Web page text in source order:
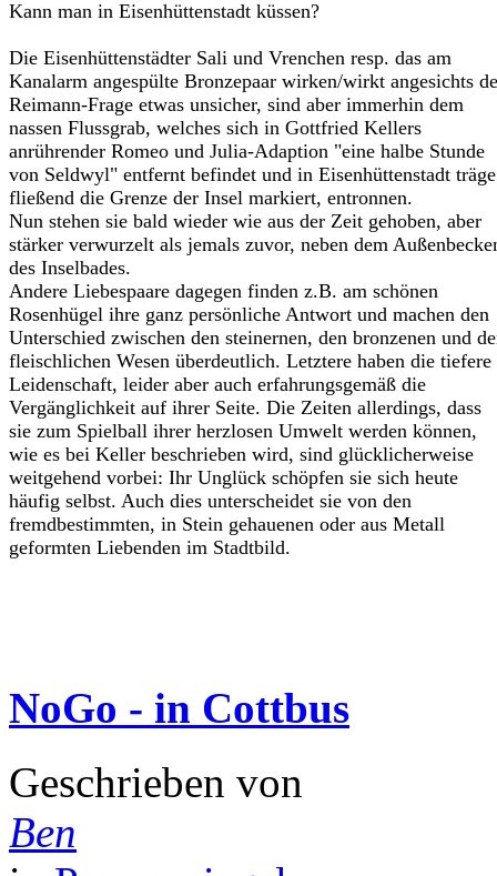
Kann man in Eisenhüttenstadt küssen?
Die Eisenhüttenstädter Sali und Vrenchen resp. das am
Kanalarm angespülte Bronzepaar wirken/wirkt angesichts
Reimann-Frage etwas unsicher, sind aber immerhin dem
nassen Flussgrab, welches sich in Gottfried Kellers
anrührender Romeo und Julia-Adaption "eine halbe Stunde
von Seldwyl" entfernt befindet und in Eisenhüttenstadt träge
fließend die Grenze der Insel markiert, entronnen.
Nun stehen sie bald wieder wie aus der Zeit gehoben, aber
stärker verwurzelt als jemals zuvor, neben dem
des Inselbades.
Andere Liebespaare dagegen finden z.B. am schönen
Rosenhügel ihre ganz persönliche Antwort und machen den
Unterschied zwischen den steinernen, den bronzenen und
fleischlichen Wesen überdeutlich. Letztere haben die tiefere
Leidenschaft, leider aber auch erfahrungsgemäß die
Vergänglichkeit auf ihrer Seite. Die Zeiten allerdings, dass
sie zum Spielball ihrer herzlosen Umwelt werden können,
wie es bei Keller beschrieben wird, sind glücklicherweise
weitgehend vorbei: Ihr Unglück schöpfen sie sich heute
häufig selbst. Auch dies unterscheidet sie von den
fremdbestimmten, in Stein gehauenen oder aus Metall
geformten Liebenden im Stadtbild.
NoGo - in Cottbus
Geschrieben von
Ben